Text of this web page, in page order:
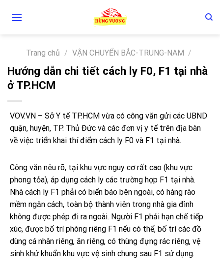
Trang chủ / VẬN CHUYỂN BẮC-TRUNG-NAM /
Hướng dẫn chi tiết cách ly F0, F1 tại nhà
ở TP.HCM
VOV.VN – Sở Y tế TP.HCM vừa có công văn gửi các UBND
quận, huyện, TP. Thủ Đức và các đơn vị y tế trên địa bàn
về việc triển khai thí điểm cách ly F0 và F1 tại nhà.
Công văn nêu rõ, tại khu vực nguy cơ rất cao (khu vực
phong tỏa), áp dụng cách ly các trường hợp F1 tại nhà.
Nhà cách ly F1 phải có biển báo bên ngoài, có hàng rào
mềm ngăn cách, toàn bộ thành viên trong nhà gia đình
không được phép đi ra ngoài. Người F1 phải hạn chế tiếp
xúc, được bố trí phòng riêng F1 nếu có thể, bố trí các đồ
dùng cá nhân riêng, ăn riêng, có thùng đựng rác riêng, vệ
sinh khử khuẩn khu vực vệ sinh chung sau F1 sử dụng.